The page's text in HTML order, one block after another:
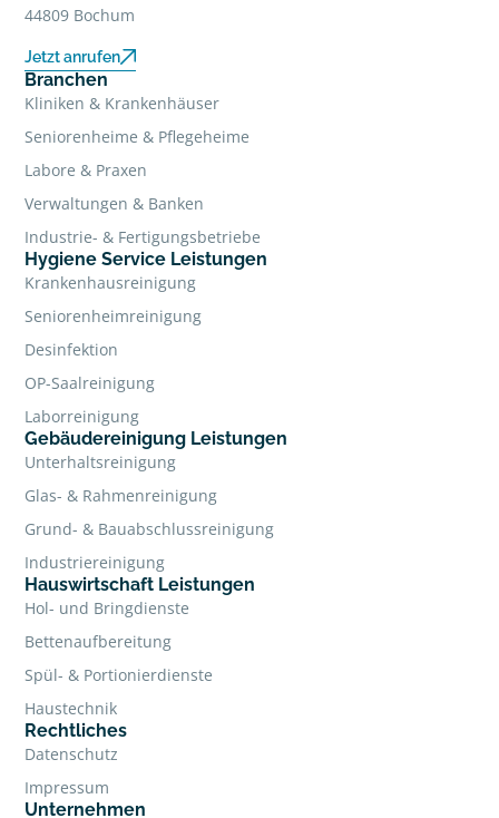
44809 Bochum
Jetzt anrufen
Branchen
Kliniken & Krankenhäuser
Seniorenheime & Pflegeheime
Labore & Praxen
Verwaltungen & Banken
Industrie- & Fertigungsbetriebe
Hygiene Service Leistungen
Krankenhausreinigung
Seniorenheimreinigung
Desinfektion
OP-Saalreinigung
Laborreinigung
Gebäudereinigung Leistungen
Unterhaltsreinigung
Glas- & Rahmenreinigung
Grund- & Bauabschlussreinigung
Industriereinigung
Hauswirtschaft Leistungen
Hol- und Bringdienste
Bettenaufbereitung
Spül- & Portionierdienste
Haustechnik
Rechtliches
Datenschutz
Impressum
Unternehmen